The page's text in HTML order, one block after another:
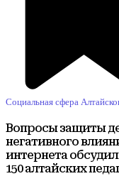
Социальная сфера
Вопросы защиты
негативного
интернета
150 алтайских